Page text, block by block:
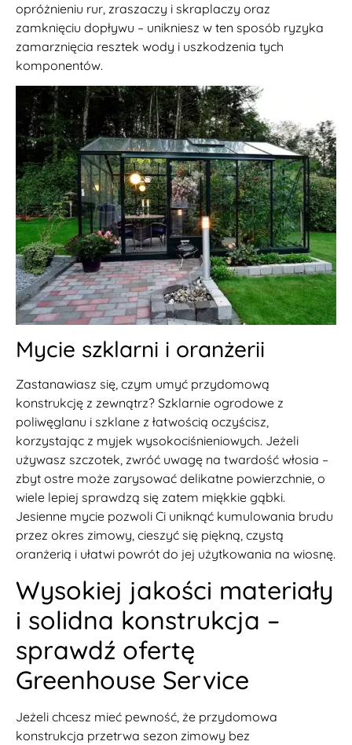
opróżnieniu rur, zraszaczy i skraplaczy oraz
zamknięciu dopływu – unikniesz w ten sposób ryzyka
zamarznięcia resztek wody i uszkodzenia tych
komponentów.
Mycie szklarni i oranżerii
Zastanawiasz się, czym umyć przydomową
konstrukcję z zewnątrz? Szklarnie ogrodowe z
poliwęglanu i szklane z łatwością oczyścisz,
korzystając z myjek wysokociśnieniowych. Jeżeli
używasz szczotek, zwróć uwagę na twardość włosia –
zbyt ostre może zarysować delikatne powierzchnie, o
wiele lepiej sprawdzą się zatem miękkie gąbki.
Jesienne mycie pozwoli Ci uniknąć kumulowania brudu
przez okres zimowy, cieszyć się piękną, czystą
oranżerią i ułatwi powrót do jej użytkowania na wiosnę.
Wysokiej jakości materiały
i solidna konstrukcja –
sprawdź ofertę
Greenhouse Service
Jeżeli chcesz mieć pewność, że przydomowa
konstrukcja przetrwa sezon zimowy bez